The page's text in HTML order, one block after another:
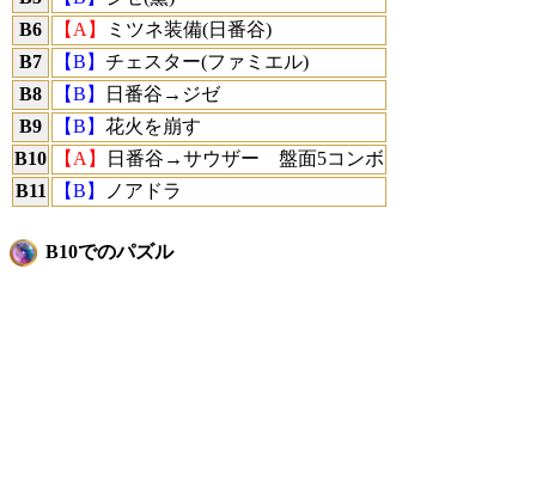
B6
【A】
ミツネ装備(日番谷)
B7
【B】 チェスター(ファミエル)
B8
【B】
日番谷→ジゼ
B9
【B】 花火を崩す
B10
【A】
日番谷→サウザー 盤面5コンボ
B11
【B】 ノアドラ
B10でのパズル